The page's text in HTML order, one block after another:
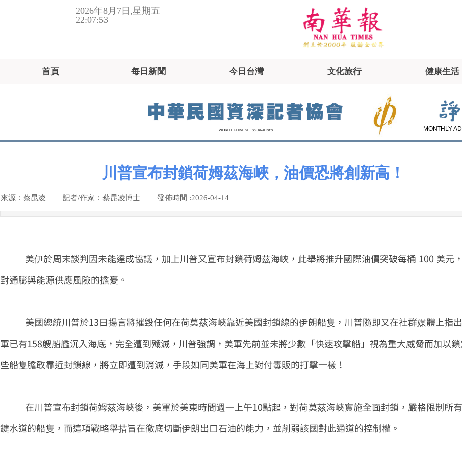
首頁 每日新聞 今日台灣 文化旅行 健康生活
2026年8月 7 日 ,星期五
22:07:53
MONTHLY
WORLD CHINESE JOURNALISTS
川普宣布封鎖荷姆茲海峽，油價恐將創新高！
來源： 蔡昆凌 記者/作家： 蔡昆凌博士 發佈時間 :2026-04-14
美伊於周末談判因未能達成協議，加上川普又宣布封鎖荷姆茲海峽，此舉將推升國際油價突破每桶 100 美元
對通膨與能源供應風險的擔憂。
美國總統川普於13日揚言將摧毀任何在荷莫茲海峽靠近美國封鎖線的伊朗船隻，川普隨即又在社群媒體上指
軍已有158艘船艦沉入海底，完全遭到殲滅，川普強調，美軍先前並未將少數「快速攻擊船」視為重大威脅而加以
些船隻膽敢靠近封鎖線，將立即遭到消滅，手段如同美軍在海上對付毒販的打擊一樣！
在川普宣布封鎖荷姆茲海峽後，美軍於美東時間週一上午10點起，對荷莫茲海峽實施全面封鎖，嚴格限制所
鍵水道的船隻，而這項戰略舉措旨在徹底切斷伊朗出口石油的能力，並削弱該國對此通道的控制權。